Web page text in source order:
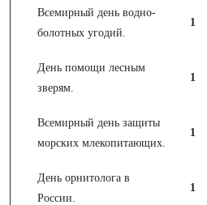
Всемирный день водно-
болотных угодий.
1
День помощи лесным
зверям.
1
Всемирный день защиты
морских млекопитающих.
1
День орнитолога в
России.
1